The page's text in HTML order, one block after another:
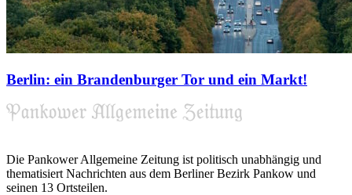
Berlin: ein Brandenburger Tor und ein Markt!
Die Pankower Allgemeine Zeitung ist politisch unabhängig und
thematisiert Nachrichten aus dem Berliner Bezirk Pankow und
seinen 13 Ortsteilen.